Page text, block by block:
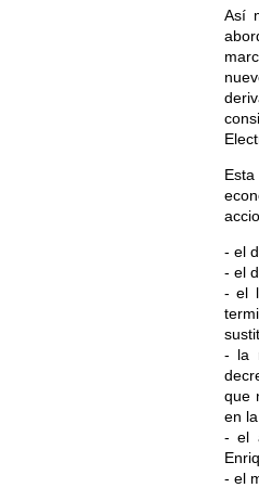
Así
- el
- el
- el
- la
que
en
- el
- el